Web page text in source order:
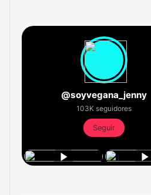
@soyvegana_jenny
103K seguidores
Seguir